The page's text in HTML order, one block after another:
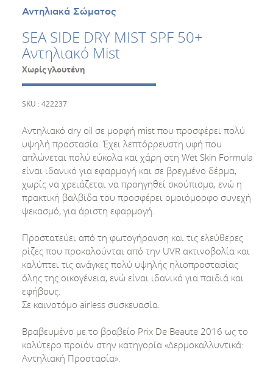
Αντηλιακά Σώματος
SEA SIDE DRY MIST SPF 50+
Αντηλιακό Mist
Χωρίς γλουτένη
SKU : 422237
Αντηλιακό dry oil σε μορφή mist που προσφέρει πολύ
υψηλή προστασία. Έχει λεπτόρρευστη υφή που
απλώνεται πολύ εύκολα και χάρη στη Wet Skin Formula
είναι ιδανικό για εφαρμογή και σε βρεγμένο δέρμα,
χωρίς να χρειάζεται να προηγηθεί σκούπισμα, ενώ η
πρακτική βαλβίδα του προσφέρει ομοιόμορφο συνεχή
ψεκασμό, για άριστη εφαρμογή.
Προστατεύει από τη φωτογήρανση και τις ελεύθερες
ρίζες που προκαλούνται από την UVR ακτινοβολία και
καλύπτει τις ανάγκες πολύ υψηλής ηλιοπροστασίας
όλης της οικογένεια, ενώ είναι ιδανικό για παιδιά και
εφήβους.
Σε καινοτόμο airless συσκευασία.
Βραβευμένο με το βραβείο Prix De Beaute 2016 ως το
καλύτερο προϊόν στην κατηγορία «Δερμοκαλλυντικά:
Αντηλιακή Προστασία».